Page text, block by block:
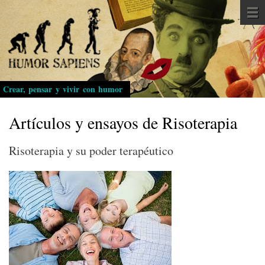
Pasar
al
contenido
principal
Crear, pensar y vivir con humor
Artículos y ensayos de Risoterapia
Risoterapia y su poder terapéutico